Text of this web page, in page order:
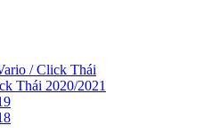
/ Click Thái
Thái 2020/2021